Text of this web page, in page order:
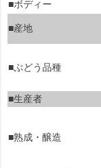
■ボディー
■産地
■ぶどう品種
■生産者
■熟成・醸造